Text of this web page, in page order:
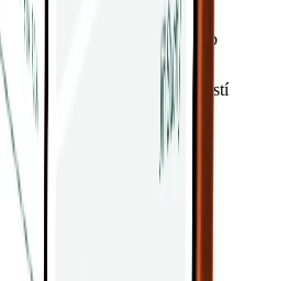
transakcí hotovostních plateb
soukromou hotovostí
od firemních výdajů
mzdy nebo fakturace